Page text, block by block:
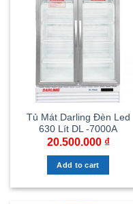
Tủ Mát Darling Đèn Led
630 Lít DL -7000A
20.500.000 ₫
Add to cart